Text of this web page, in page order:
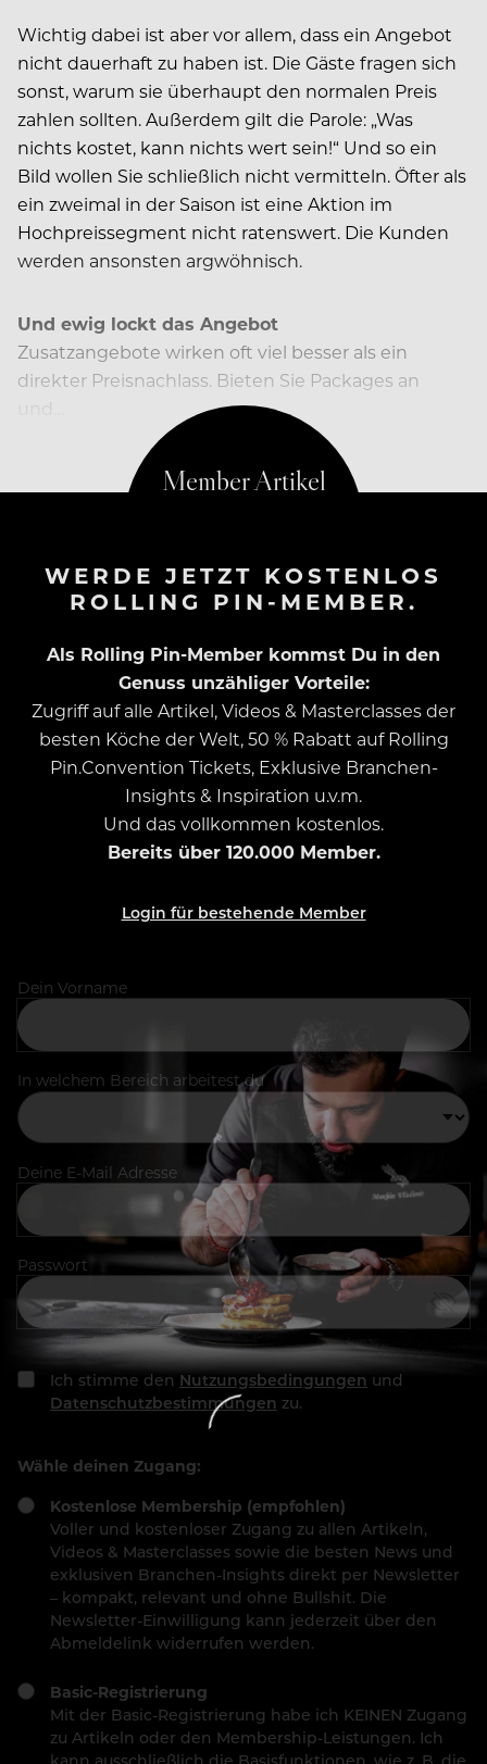
Wichtig dabei ist aber vor allem, dass ein Angebot
nicht dauerhaft zu haben ist. Die Gäste fragen sich
sonst, warum sie überhaupt den normalen Preis
zahlen sollten. Außerdem gilt die Parole: „Was
nichts kostet, kann nichts wert sein!“ Und so ein
Bild wollen Sie schließlich nicht vermitteln. Öfter als
ein zweimal in der Saison ist eine Aktion im
Hochpreissegment nicht ratenswert. Die Kunden
werden ansonsten argwöhnisch.
Und ewig lockt das Angebot
Zusatzangebote wirken oft viel besser als ein
direkter Preisnachlass. Bieten Sie Packages an
und…
WERDE JETZT KOSTENLOS
ROLLING PIN-MEMBER.
Als Rolling Pin-Member kommst Du in den
Genuss unzähliger Vorteile:
Zugriff auf alle Artikel, Videos & Masterclasses der
besten Köche der Welt, 50 % Rabatt auf Rolling
Pin.Convention Tickets, Exklusive Branchen-
Insights & Inspiration u.v.m.
Und das vollkommen kostenlos.
Bereits über 120.000 Member.
Login für bestehende Member
Dein Vorname
In welchem Bereich arbeitest du
Deine E-Mail Adresse
Passwort
Ich stimme den Nutzungsbedingungen und
Datenschutzbestimmungen zu.
Wähle deinen Zugang:
Kostenlose Membership (empfohlen)
Voller und kostenloser Zugang zu allen Artikeln,
Videos & Masterclasses sowie die besten News und
exklusiven Branchen-Insights direkt per Newsletter
– kompakt, relevant und ohne Bullshit. Die
Newsletter-Einwilligung kann jederzeit über den
Abmeldelink widerrufen werden.
Basic-Registrierung
Mit der Basic-Registrierung habe ich KEINEN Zugang
zu Artikeln oder den Membership-Leistungen. Ich